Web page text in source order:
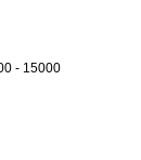
- 15000